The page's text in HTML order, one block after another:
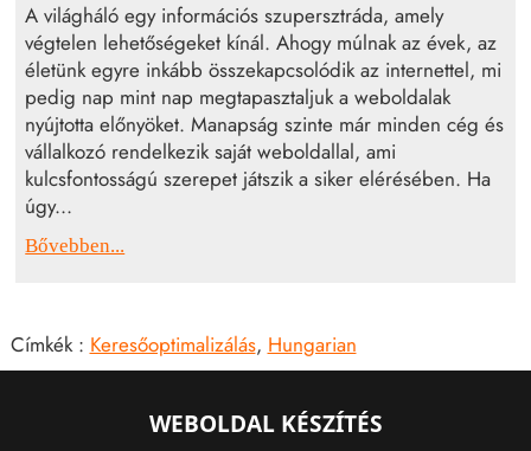
A világháló egy információs szupersztráda, amely
végtelen lehetőségeket kínál. Ahogy múlnak az évek, az
életünk egyre inkább összekapcsolódik az internettel, mi
pedig nap mint nap megtapasztaljuk a weboldalak
nyújtotta előnyöket. Manapság szinte már minden cég és
vállalkozó rendelkezik saját weboldallal, ami
kulcsfontosságú szerepet játszik a siker elérésében. Ha
úgy...
Bővebben...
Címkék : Keresőoptimalizálás, Hungarian
WEBOLDAL KÉSZÍTÉS